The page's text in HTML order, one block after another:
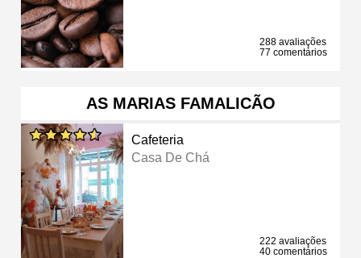
288 avaliações
77 comentários
AS MARIAS FAMALICÃO
Cafeteria
Casa De Chá
222 avaliações
40 comentários